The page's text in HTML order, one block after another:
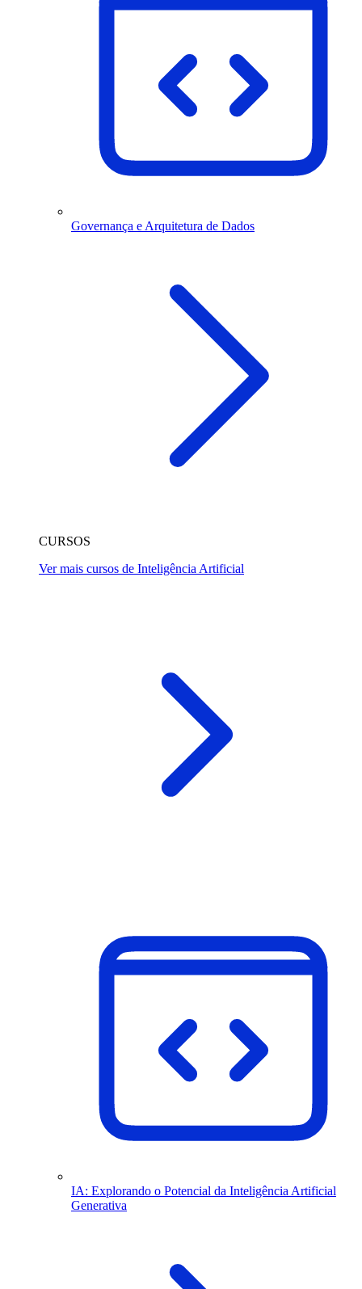
Governança e Arquitetura de Dados
CURSOS
Ver mais cursos de Inteligência Artificial
IA: Explorando o Potencial da Inteligência Artificial
Generativa